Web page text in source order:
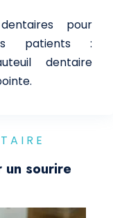
pour
patients :
dentaire
sourire